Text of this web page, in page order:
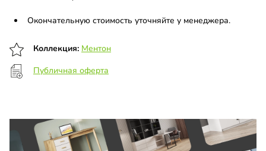
Окончательную стоимость уточняйте у менеджера.
Коллекция: Ментон
Публичная оферта